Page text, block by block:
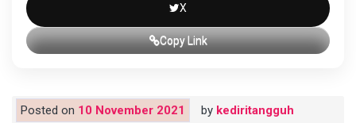
X
Copy Link
Posted on 10 November 2021 by kediritangguh